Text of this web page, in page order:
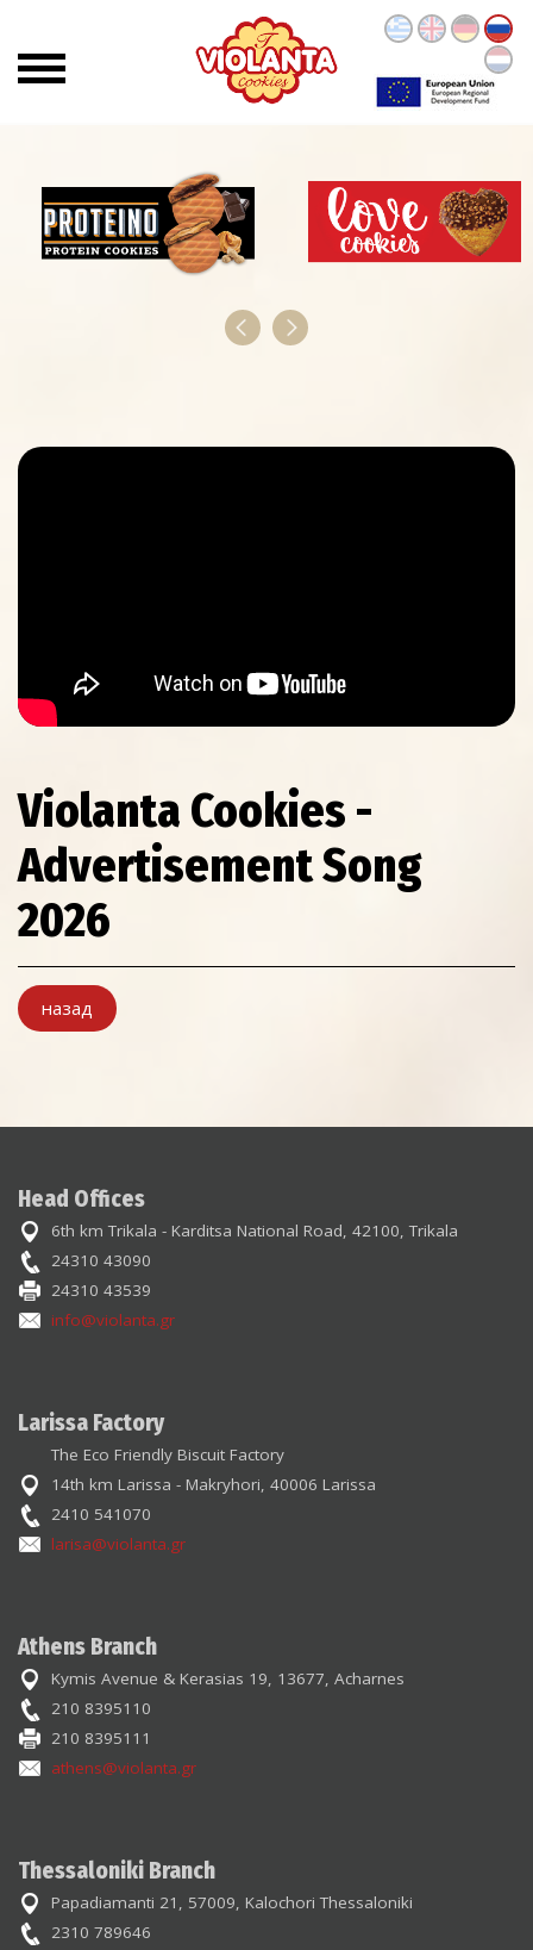
Violanta Cookies -
Advertisement Song
2026
назад
Head Offices
6th km Trikala - Karditsa National Road, 42100, Trikala
24310 43090
24310 43539
info@violanta.gr
Larissa Factory
The Eco Friendly Biscuit Factory
14th km Larissa - Makryhori, 40006 Larissa
2410 541070
larisa@violanta.gr
Athens Branch
Kymis Avenue & Kerasias 19, 13677, Acharnes
210 8395110
210 8395111
athens@violanta.gr
Thessaloniki Branch
Papadiamanti 21, 57009, Kalochori Thessaloniki
2310 789646